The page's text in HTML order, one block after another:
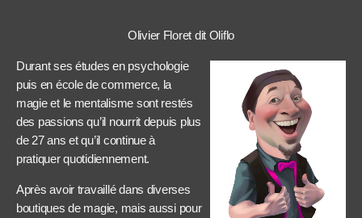
Olivier Floret dit Oliflo
Durant ses études en psychologie
puis en école de commerce, la
magie et le mentalisme sont restés
des passions qu’il nourrit depuis plus
de 27 ans et qu’il continue à
pratiquer quotidiennement.
Après avoir travaillé dans diverses
boutiques de magie, mais aussi pour